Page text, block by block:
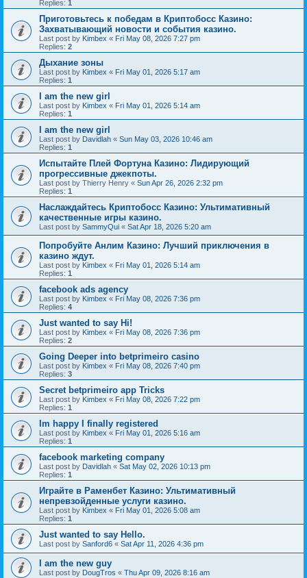
Replies: 1
Приготовьтесь к победам в Криптобосс Казино:
Захватывающий новости и события казино.
Last post by Kimbex « Fri May 08, 2026 7:27 pm
Replies: 2
Дыхание зоны
Last post by Kimbex « Fri May 01, 2026 5:17 am
Replies: 1
I am the new girl
Last post by Kimbex « Fri May 01, 2026 5:14 am
Replies: 1
I am the new girl
Last post by Davidlah « Sun May 03, 2026 10:46 am
Replies: 1
Испытайте Плей Фортуна Казино: Лидирующий
прогрессивные джекпоты.
Last post by Thierry Henry « Sun Apr 26, 2026 2:32 pm
Replies: 1
Наслаждайтесь Криптобосс Казино: Ультимативный
качественные игры казино.
Last post by SammyQui « Sat Apr 18, 2026 5:20 am
Попробуйте Анлим Казино: Лучший приключения в
казино ждут.
Last post by Kimbex « Fri May 01, 2026 5:14 am
Replies: 1
facebook ads agency
Last post by Kimbex « Fri May 08, 2026 7:36 pm
Replies: 4
Just wanted to say Hi!
Last post by Kimbex « Fri May 08, 2026 7:36 pm
Replies: 2
Going Deeper into betprimeiro casino
Last post by Kimbex « Fri May 08, 2026 7:40 pm
Replies: 3
Secret betprimeiro app Tricks
Last post by Kimbex « Fri May 08, 2026 7:22 pm
Replies: 1
Im happy I finally registered
Last post by Kimbex « Fri May 01, 2026 5:16 am
Replies: 1
facebook marketing company
Last post by Davidlah « Sat May 02, 2026 10:13 pm
Replies: 1
Играйте в Раменбет Казино: Ультимативный
непревзойденные услуги казино.
Last post by Kimbex « Fri May 01, 2026 5:08 am
Replies: 1
Just wanted to say Hello.
Last post by Sanford6 « Sat Apr 11, 2026 4:36 pm
I am the new guy
Last post by DougTros « Thu Apr 09, 2026 8:16 am